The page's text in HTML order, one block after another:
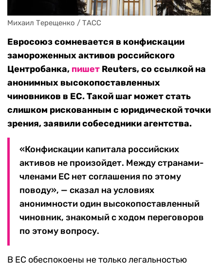
Михаил Терещенко / ТАСС
Евросоюз сомневается в конфискации
замороженных активов российского
Центробанка, пишет Reuters, со ссылкой на
анонимных высокопоставленных
чиновников в ЕС. Такой шаг может стать
слишком рискованным с юридической точки
зрения, заявили собеседники агентства.
«Конфискации капитала российских
активов не произойдет. Между странами-
членами ЕС нет соглашения по этому
поводу», — сказал на условиях
анонимности один высокопоставленный
чиновник, знакомый с ходом переговоров
по этому вопросу.
В ЕС обеспокоены не только легальностью